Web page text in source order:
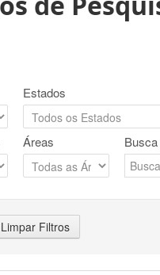
Estados
Áreas Busca
Limpar Filtros